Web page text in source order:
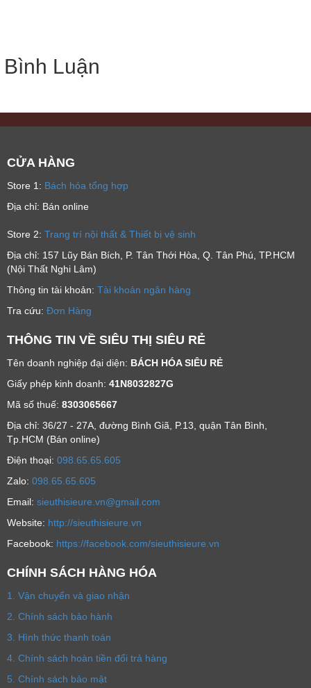
Bình Luận
CỬA HÀNG
Store 1: Bách hóa tổng hợp
Địa chỉ: Bán online
Store 2: Trang trí nội thất & Thiết bị vệ sinh
Địa chỉ: 157 Lũy Bán Bích, P. Tân Thới Hòa, Q. Tân Phú, TP.HCM
(Nội Thất Nghi Lâm)
Thông tin tài khoản: Tài khoản ngân hàng
Tra cứu: Đơn Hàng
THÔNG TIN VỀ SIÊU THỊ SIÊU RẺ
Tên doanh nghiệp đại diện: BÁCH HÓA SIÊU RẺ
Giấy phép kinh doanh: 41N8032827G
Mã số thuế: 8303065667
Địa chỉ: 36/27 - 27A, đường Bình Giã, P.13, quận Tân Bình,
Tp.HCM (Bán online)
Ðiện thoại: 098.65.65.605
Zalo: 098.65.65.605
Email: sieuthisieure.vn@gmail.com
Website: http://sieuthisieure.vn
Facebook: https://facebook.com/sieuthisieure.vn
CHÍNH SÁCH HÀNG HÓA
1. Vận chuyển và giao nhận
2. Chính sách bảo hành
3. Hình thức thanh toán
4. Chính sách hoàn tiền đổi trả hàng
5. Chính sách bảo mật